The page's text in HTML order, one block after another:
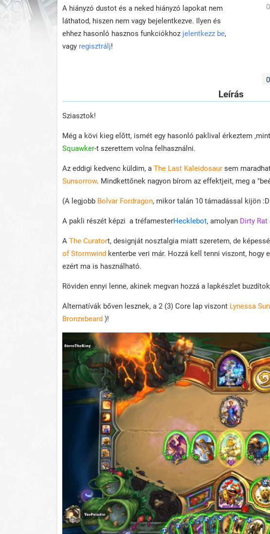
A hiányzó dustot és a neked hiányzó lapokat nem
láthatod, hiszen nem vagy bejelentkezve. Ilyen és
ehhez hasonló hasznos funkciókhoz jelentkezz be,
vagy regisztrálj!
0
Leírás
Sziasztok!
Még a kövi kieg előtt, ismét egy hasonló paklival érkeztem
Squawker-t szerettem volna felhasználni.
Az eddigi kedvenc küldim, a The Last Kaleidosaur sem
Sunsorrow. Mindkettőnek nagyon bírom az effektjeit, meg a
(A legjobb Bolvar Fordragon, mikor talán 10 támadással kijön
A pakli részét képzi a tréfamesterHecklebot, amolyan Dirty Rat
A The Curatort, designját nosztalgia miatt szeretem, de
of Stormwind kenterbe veri már. Hozzá kell tenni viszont, hogy
ezért ma is használható.
Röviden ennyi lenne, akinek megvan hozzá a lapkészlet
Alternatívák bőven lesznek, a 2 (3) Core lap viszont Lynessa
Bronzebeard )!